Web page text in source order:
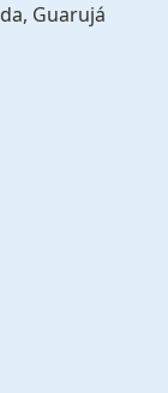
Guarujá